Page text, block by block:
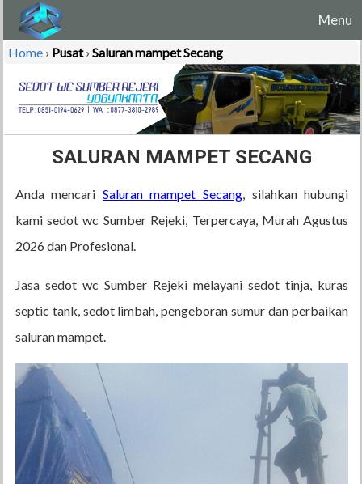
Menu
Home › Pusat › Saluran mampet Secang
SALURAN MAMPET SECANG
Anda mencari Saluran mampet Secang, silahkan hubungi
kami sedot wc Sumber Rejeki, Terpercaya, Murah Agustus
2026 dan Profesional.
Jasa sedot wc Sumber Rejeki melayani sedot tinja, kuras
septic tank, sedot limbah, pengeboran sumur dan perbaikan
saluran mampet.